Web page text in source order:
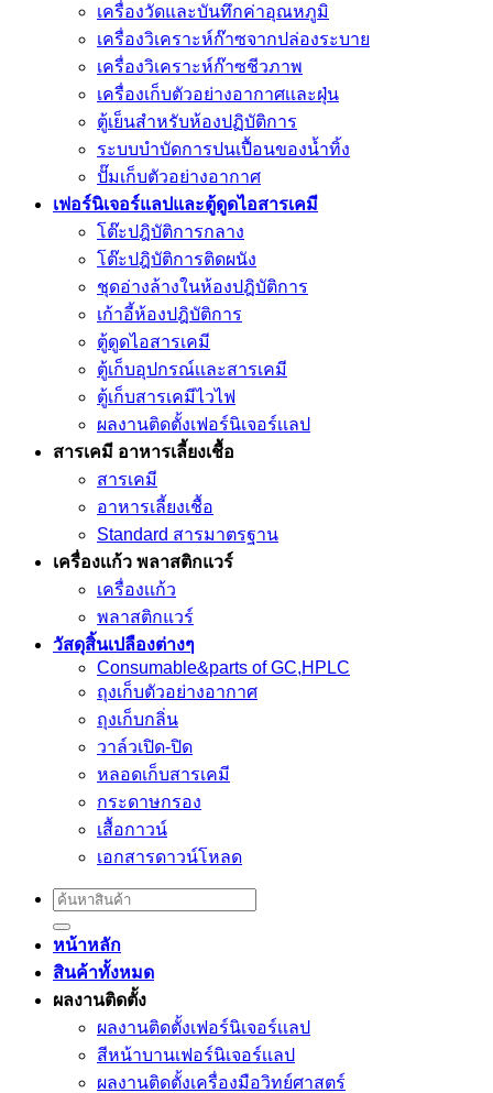
เครื่องวัดและบันทึกค่าอุณหภูมิ
เครื่องวิเคราะห์ก๊าซจากปล่องระบาย
เครื่องวิเคราะห์ก๊าซชีวภาพ
เครื่องเก็บตัวอย่างอากาศเเละฝุ่น
ตู้เย็นสำหรับห้องปฏิบัติการ
ระบบบำบัดการปนเปื้อนของน้ำทิ้ง
ปั๊มเก็บตัวอย่างอากาศ
เฟอร์นิเจอร์แลปและตู้ดูดไอสารเคมี
โต๊ะปฎิบัติการกลาง
โต๊ะปฎิบัติการติดผนัง
ชุดอ่างล้างในห้องปฎิบัติการ
เก้าอี้ห้องปฎิบัติการ
ตู้ดูดไอสารเคมี
ตู้เก็บอุปกรณ์เเละสารเคมี
ตู้เก็บสารเคมีไวไฟ
ผลงานติดตั้งเฟอร์นิเจอร์เเลป
สารเคมี อาหารเลี้ยงเชื้อ
สารเคมี
อาหารเลี้ยงเชื้อ
Standard สารมาตรฐาน
เครื่องเเก้ว พลาสติกแวร์
เครื่องเเก้ว
พลาสติกแวร์
วัสดุสิ้นเปลืองต่างๆ
Consumable&parts of GC,HPLC
ถุงเก็บตัวอย่างอากาศ
ถุงเก็บกลิ่น
วาล์วเปิด-ปิด
หลอดเก็บสารเคมี
กระดาษกรอง
เสื้อกาวน์
เอกสารดาวน์โหลด
Search
for:
หน้าหลัก
สินค้าทั้งหมด
ผลงานติดตั้ง
ผลงานติดตั้งเฟอร์นิเจอร์เเลป
สีหน้าบานเฟอร์นิเจอร์เเลป
ผลงานติดตั้งเครื่องมือวิทย์ศาสตร์